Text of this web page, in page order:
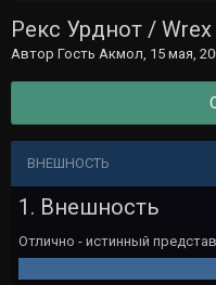
Рекс Урднот / Wrex
Автор Гость Акмол, 15 мая,
ВНЕШНОСТЬ
1. Внешность
Отлично - истинный